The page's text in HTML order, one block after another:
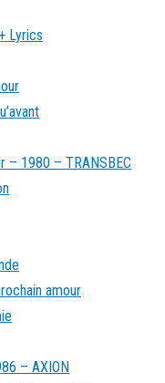
Lyrics
– 1980 – TRANSBEC
amour
– AXION